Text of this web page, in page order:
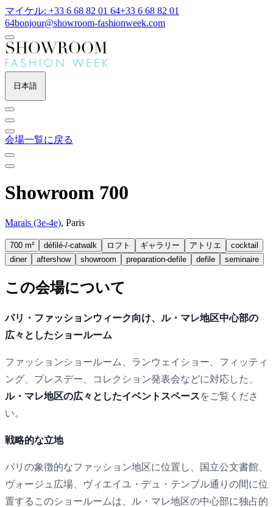
マイケル: +33 6 68 82 01 64+33 6 68 82 01
64bonjour@showroom-fashionweek.com
日本語
会場一覧に戻る
Showroom 700
Marais (3e-4e), Paris
700 m² défilé-/-catwalk ロフト ギャラリー アトリエ
cocktail
diner
aftershow showroom preparation-defile defile seminaire
この会場について
パリ・ファッションウィーク向け、ル・マレ地区中心部の
広々としたショールーム
ファッションショールーム、ランウェイショー、フィッティ
ング、プレスデー、コレクション発表会などに対応した、
ル・マレ地区の広々としたイベントスペースをご覧くださ
い。
戦略的な立地
パリの象徴的なファッション地区に位置し、国立公文書館、
ヴォージュ広場、ヴィエイユ・デュ・テンプル通りの間に位
置するこのショールームは、ル・マレ地区の中心部に独占的